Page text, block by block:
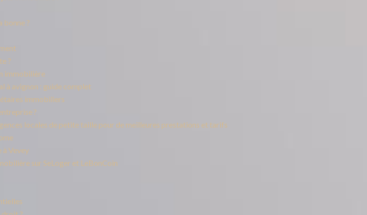
bonne ?
?
immobilière
à avignon : guide complet
immobiliers
?
locales de petite taille pour de meilleures prestations et tarifs
à Vevey
sur SeLoger et LeBonCoin